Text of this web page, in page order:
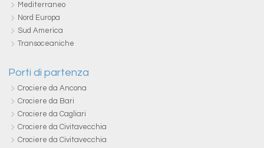
Mediterraneo
Nord Europa
Sud America
Transoceaniche
Porti di partenza
Crociere da Ancona
Crociere da Bari
Crociere da Cagliari
Crociere da Civitavecchia
Crociere da Civitavecchia